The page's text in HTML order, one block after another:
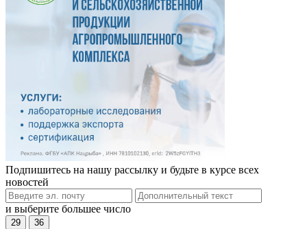
Подпишитесь на нашу рассылку и будьте в курсе всех
новостей
и выберите большее число
29 36